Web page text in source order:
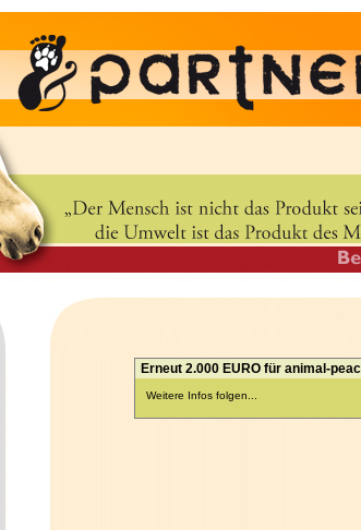
Erneut 2.000 EURO für animal-
Weitere Infos folgen...